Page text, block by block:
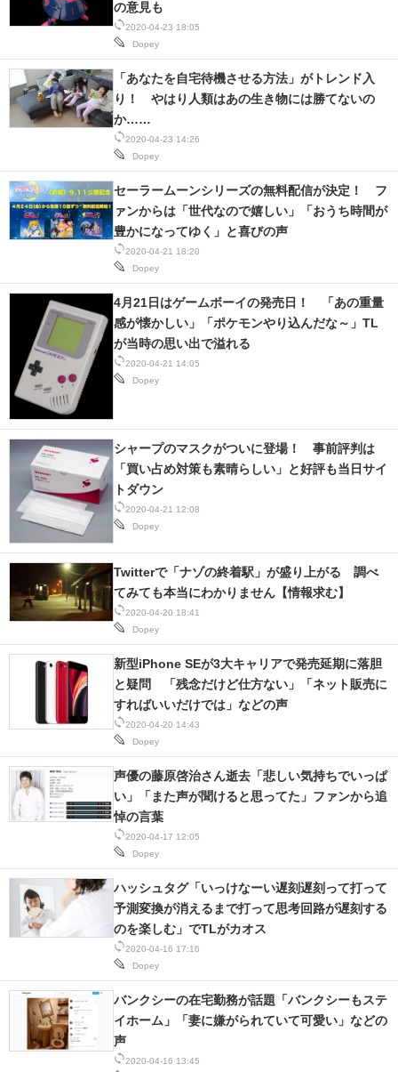
2020-04-23 18:05
Dopey
の意見も
2020-04-23 14:26
Dopey
「あなたを自宅待機させる方法」がトレンド入
り！ やはり人類はあの生き物には勝てないの
か……
2020-04-21 18:20
Dopey
セーラームーンシリーズの無料配信が決定！ フ
ァンからは「世代なので嬉しい」「おうち時間が
豊かになってゆく」と喜びの声
2020-04-21 14:05
Dopey
4月21日はゲームボーイの発売日！ 「あの重量
感が懐かしい」「ポケモンやり込んだな～」TL
が当時の思い出で溢れる
2020-04-21 12:08
Dopey
シャープのマスクがついに登場！ 事前評判は
「買い占め対策も素晴らしい」と好評も当日サイ
トダウン
2020-04-20 18:41
Dopey
Twitterで「ナゾの終着駅」が盛り上がる 調べ
てみても本当にわかりません【情報求む】
2020-04-20 14:43
Dopey
新型iPhone SEが3大キャリアで発売延期に落胆
と疑問 「残念だけど仕方ない」「ネット販売に
すればいいだけでは」などの声
2020-04-17 12:05
Dopey
声優の藤原啓治さん逝去「悲しい気持ちでいっぱ
い」「また声が聞けると思ってた」ファンから追
悼の言葉
2020-04-16 17:16
Dopey
ハッシュタグ「いっけなーい遅刻遅刻って打って
予測変換が消えるまで打って思考回路が遅刻する
のを楽しむ」でTLがカオス
2020-04-16 13:45
バンクシーの在宅勤務が話題「バンクシーもステ
イホーム」「妻に嫌がられていて可愛い」などの
声